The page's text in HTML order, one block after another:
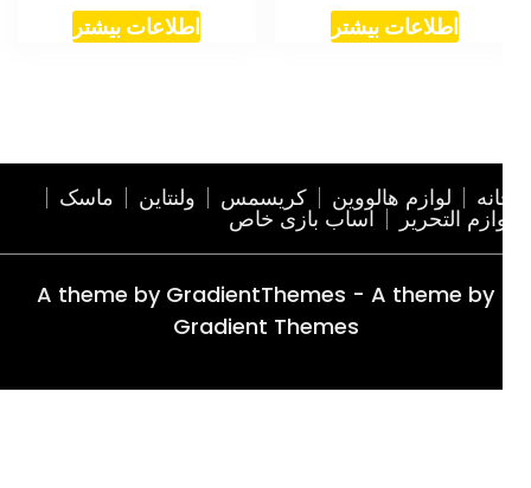
اطلاعات بیشتر اطلاعات بیشتر
لوازم هالووین کریسمس ولنتاین ماسک
التحریر اساب بازی خاص
A theme by GradientThemes - A theme by
Gradient Themes